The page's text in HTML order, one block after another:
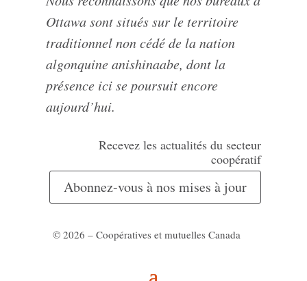
Ottawa sont situés sur le territoire
traditionnel non cédé de la nation
algonquine anishinaabe, dont la
présence ici se poursuit encore
aujourd’hui.
Recevez les actualités du secteur
coopératif
Abonnez-vous à nos mises à jour
© 2026 – Coopératives et mutuelles Canada